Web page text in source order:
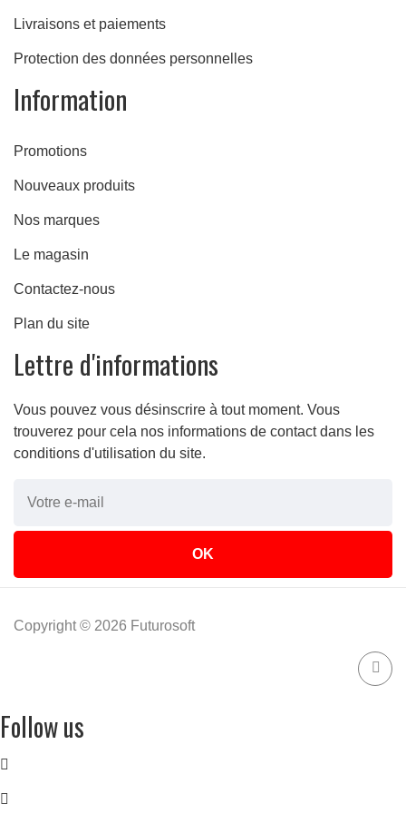
Livraisons et paiements
Protection des données personnelles
Information
Promotions
Nouveaux produits
Nos marques
Le magasin
Contactez-nous
Plan du site
Lettre d'informations
Vous pouvez vous désinscrire à tout moment. Vous
trouverez pour cela nos informations de contact dans les
conditions d'utilisation du site.
Copyright © 2026 Futurosoft
Follow us